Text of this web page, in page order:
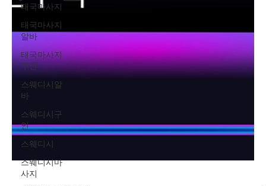
태국마사지
태국마사지
알바
태국마사지
구인
스웨디시알
바
스웨디시구
인
스웨디시
스웨디시마
사지